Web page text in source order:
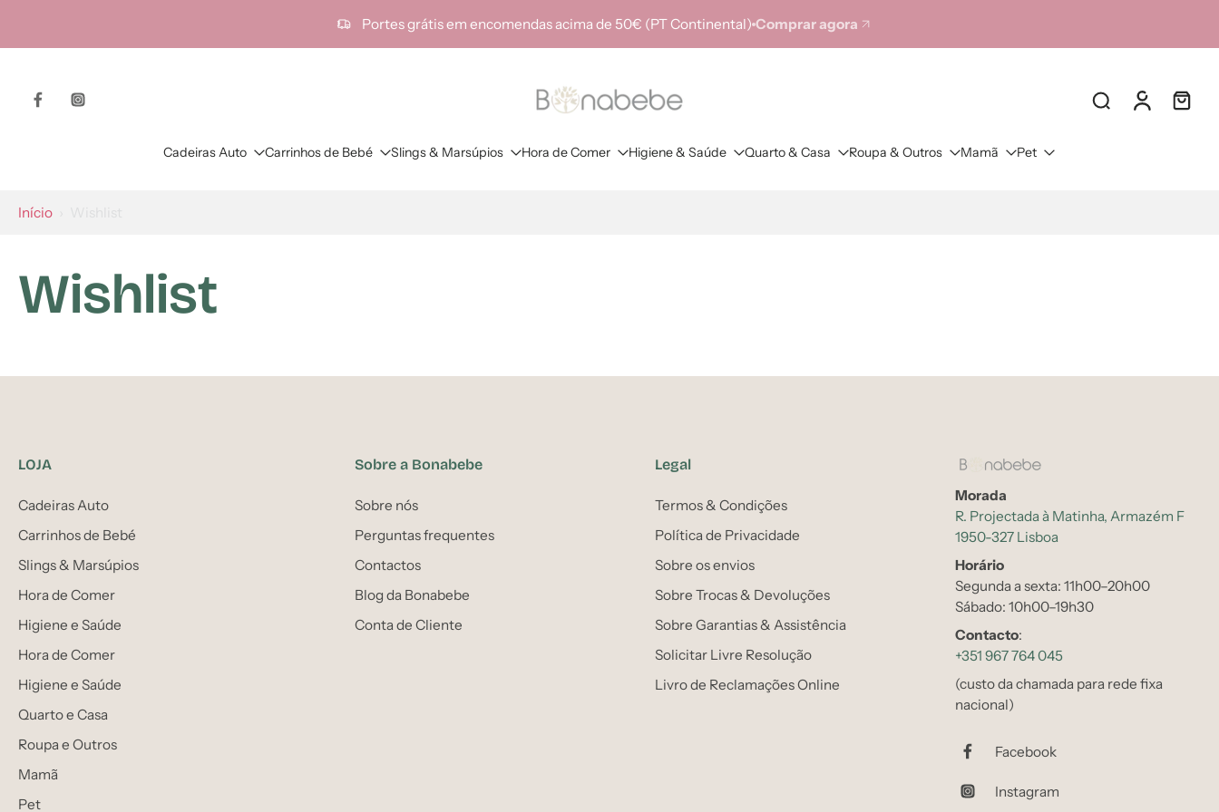
Portes grátis em encomendas acima de 50€ (PT Continental) Comprar agora
Cadeiras Auto Carrinhos de Bebé Slings & Marsúpios Hora de Comer Higiene & Saúde Quarto & Casa Roupa & Outros Mamã Pet
Início
Wishlist
LOJA
Cadeiras Auto
Carrinhos de Bebé
Slings & Marsúpios
Hora de Comer
Higiene e Saúde
Hora de Comer
Higiene e Saúde
Quarto e Casa
Roupa e Outros
Mamã
Pet
Sobre a Bonabebe
Sobre nós
Perguntas frequentes
Contactos
Blog da Bonabebe
Conta de Cliente
Legal
Termos & Condições
Política de Privacidade
Sobre os envios
Sobre Trocas & Devoluções
Sobre Garantias & Assistência
Solicitar Livre Resolução
Livro de Reclamações Online
Morada
R. Projectada à Matinha, Armazém F
1950-327 Lisboa
Horário
Segunda a sexta: 11h00–20h00
Sábado: 10h00–19h30
Contacto:
+351 967 764 045
(custo da chamada para rede fixa
nacional)
Facebook
Instagram